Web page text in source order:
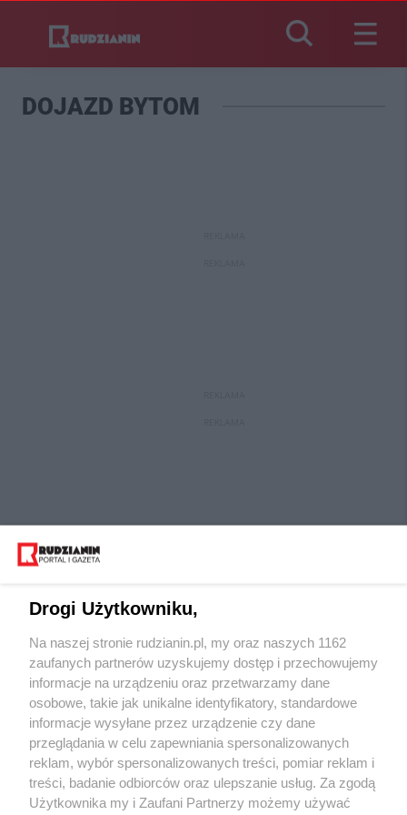
DOJAZD BYTOM
Wydawca mediów lokalnych
Nie zapomnij
zapoznać się z:
polityką prywatności regulamin korzystania z portali
Twojemiasto Skontaktuj sięz nami
Drogi Użytkowniku,
Na naszej stronie rudzianin.pl, my oraz naszych 1162
zaufanych partnerów uzyskujemy dostęp i przechowujemy
informacje na urządzeniu oraz przetwarzamy dane
osobowe, takie jak unikalne identyfikatory, standardowe
informacje wysyłane przez urządzenie czy dane
przeglądania w celu zapewniania spersonalizowanych
reklam, wybór spersonalizowanych treści, pomiar reklam i
treści, badanie odbiorców oraz ulepszanie usług. Za zgodą
Użytkownika my i Zaufani Partnerzy możemy używać